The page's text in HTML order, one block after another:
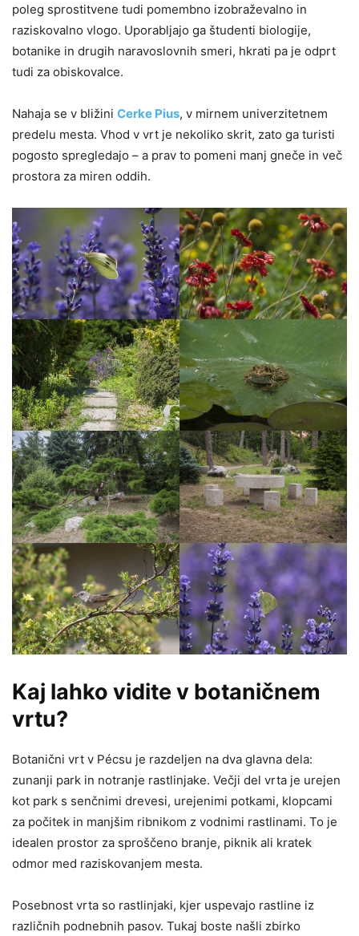
poleg sprostitvene tudi pomembno izobraževalno in
raziskovalno vlogo. Uporabljajo ga študenti biologije,
botanike in drugih naravoslovnih smeri, hkrati pa je odprt
tudi za obiskovalce.
Nahaja se v bližini Cerke Pius, v mirnem univerzitetnem
predelu mesta. Vhod v vrt je nekoliko skrit, zato ga turisti
pogosto spregledajo – a prav to pomeni manj gneče in več
prostora za miren oddih.
Kaj lahko vidite v botaničnem
vrtu?
Botanični vrt v Pécsu je razdeljen na dva glavna dela:
zunanji park in notranje rastlinjake. Večji del vrta je urejen
kot park s senčnimi drevesi, urejenimi potkami, klopcami
za počitek in manjšim ribnikom z vodnimi rastlinami. To je
idealen prostor za sproščeno branje, piknik ali kratek
odmor med raziskovanjem mesta.
Posebnost vrta so rastlinjaki, kjer uspevajo rastline iz
različnih podnebnih pasov. Tukaj boste našli zbirko